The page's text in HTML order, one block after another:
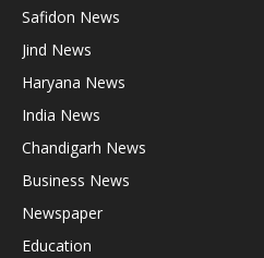
Safidon News
Jind News
Haryana News
India News
Chandigarh News
Business News
Newspaper
Education